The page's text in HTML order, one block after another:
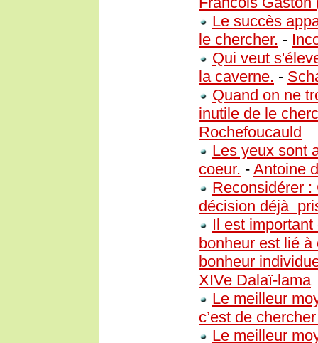
Le succès
le chercher. -
Qui veut
la caverne. -
Quand on ne
inutile de le
Rochefoucauld
Les yeux sont
coeur. - Antoine
Reconsidérer
décision déjà
Il est
bonheur est lié
bonheur
XIVe Dalaï-lama
Le meilleur
c’est de
Le meilleur